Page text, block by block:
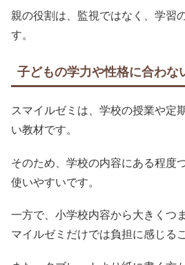
親の役割は、監視ではなく、学習
す。
子どもの学力や性格に合わな
スマイルゼミは、学校の授業や定
い教材です。
そのため、学校の内容にある程度
使いやすいです。
一方で、小学校内容から大きくつ
マイルゼミだけでは負担に感じる